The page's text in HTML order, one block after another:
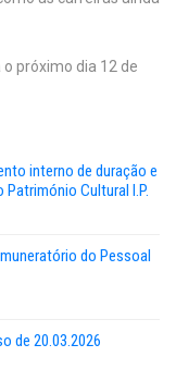
próximo dia 12 de
interno de duração e
Património Cultural I.P.
do Pessoal
de 20.03.2026